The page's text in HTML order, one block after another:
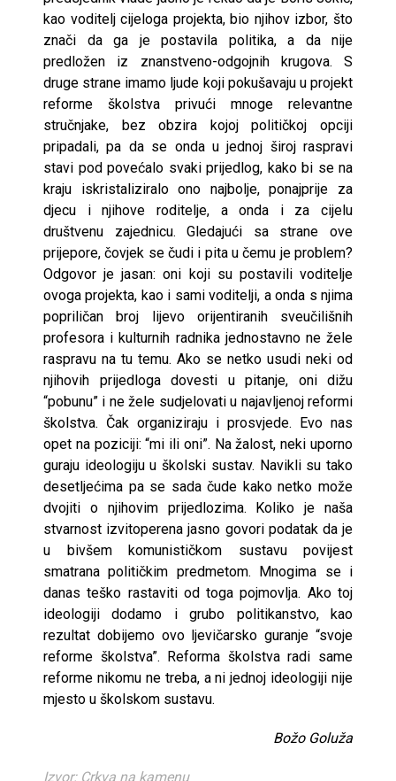
kao voditelj cijeloga projekta, bio njihov izbor, što
znači da ga je postavila politika, a da nije
predložen iz znanstveno-odgojnih krugova. S
druge strane imamo ljude koji pokušavaju u projekt
reforme školstva privući mnoge relevantne
stručnjake, bez obzira kojoj političkoj opciji
pripadali, pa da se onda u jednoj široj raspravi
stavi pod povećalo svaki prijedlog, kako bi se na
kraju iskristaliziralo ono najbolje, ponajprije za
djecu i njihove roditelje, a onda i za cijelu
društvenu zajednicu. Gledajući sa strane ove
prijepore, čovjek se čudi i pita u čemu je problem?
Odgovor je jasan: oni koji su postavili voditelje
ovoga projekta, kao i sami voditelji, a onda s njima
popriličan broj lijevo orijentiranih sveučilišnih
profesora i kulturnih radnika jednostavno ne žele
raspravu na tu temu. Ako se netko usudi neki od
njihovih prijedloga dovesti u pitanje, oni dižu
“pobunu” i ne žele sudjelovati u najavljenoj reformi
školstva. Čak organiziraju i prosvjede. Evo nas
opet na poziciji: “mi ili oni”. Na žalost, neki uporno
guraju ideologiju u školski sustav. Navikli su tako
desetljećima pa se sada čude kako netko može
dvojiti o njihovim prijedlozima. Koliko je naša
stvarnost izvitoperena jasno govori podatak da je
u bivšem komunističkom sustavu povijest
smatrana političkim predmetom. Mnogima se i
danas teško rastaviti od toga pojmovlja. Ako toj
ideologiji dodamo i grubo politikanstvo, kao
rezultat dobijemo ovo ljevičarsko guranje “svoje
reforme školstva”. Reforma školstva radi same
reforme nikomu ne treba, a ni jednoj ideologiji nije
mjesto u školskom sustavu.
Božo Goluža
Izvor: Crkva na kamenu